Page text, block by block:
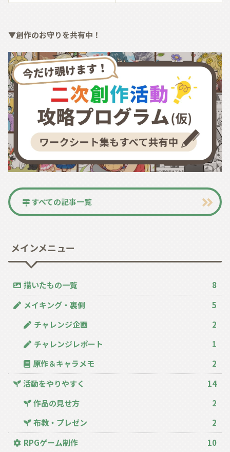
▼創作のお守りを共有中！
すべての記事一覧
メインメニュー
描いたもの一覧
8
メイキング・裏側
5
チャレンジ企画
2
チャレンジレポート
1
原作＆キャラメモ
2
活動をやりやすく
14
作品の見せ方
2
布教・プレゼン
2
RPGゲーム制作
10